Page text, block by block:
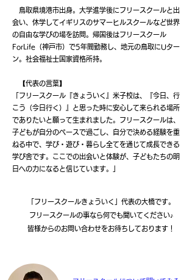
鳥取県境港市出身。大学進学後にフリースクールと出
会い、休学してイギリスのサマーヒルスクールなど世界
の自由な学びの場を訪問。帰国後はフリースクール
ForLife（神戸市）で5年間勤務し、地元の鳥取にUター
ン。社会福祉士国家資格所持。
【代表の言葉】
「フリースクール『きょういく』米子校は、『今日、行
こう（今日行く）』と思った時に安心して来られる場所
でありたいと願って生まれました。フリースクールは、
子どもが自分のペースで過ごし、自分で決める経験を重
ねる中で、学び・遊び・暮らし全てを通じて成長できる
学び舎です。ここでの出会いと体験が、子どもたちの明
日への力になると信じています。」
「フリースクールきょういく」代表の大橋です。
フリースクールの事なら何でも聞いてください♪
​皆様からのお問い合わせをお待ちしております！